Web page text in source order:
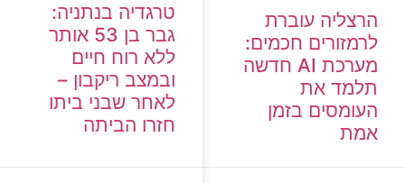
הרצליה עוברת
לרמזורים חכמים:
מערכת AI חדשה
תלמד את
העומסים בזמן
אמת
טרגדיה בנתניה:
גבר בן 53 אותר
ללא רוח חיים
ובמצב ריקבון –
לאחר שבני ביתו
חזרו הביתה